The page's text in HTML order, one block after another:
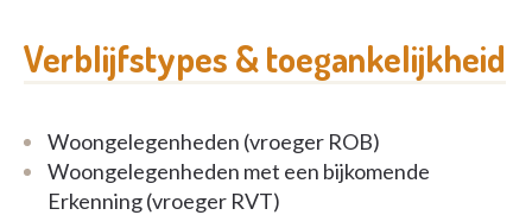
Verblijfstypes & toegankelijkheid
Woongelegenheden (vroeger ROB)
Woongelegenheden met een bijkomende
Erkenning (vroeger RVT)